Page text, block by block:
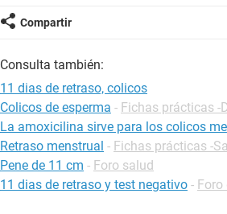
Compartir
Consulta también:
11 dias de retraso, colicos
Colicos de esperma - Fichas prácticas -
La amoxicilina sirve para los colicos
Retraso menstrual - Fichas prácticas -
Pene de 11 cm - Foro salud
11 dias de retraso y test negativo - Foro